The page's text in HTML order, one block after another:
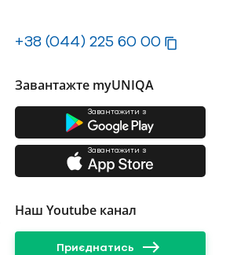
+38 (044) 225 60 00
Завантажте myUNIQA
Завантажити з
Завантажити з
Наш Youtube канал
Приєднатись